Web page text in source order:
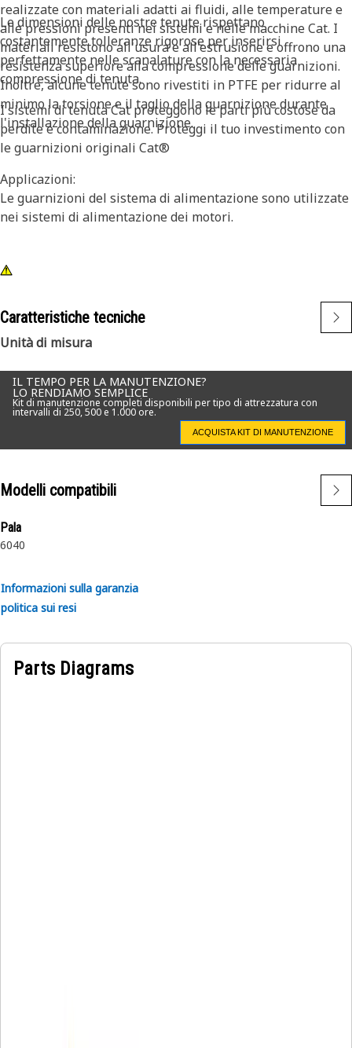
realizzate con materiali adatti ai fluidi, alle temperature e
alle pressioni presenti nei sistemi e nelle macchine Cat. I
materiali resistono all'usura e all'estrusione e offrono una
resistenza superiore alla compressione delle guarnizioni.
Inoltre, alcune tenute sono rivestiti in PTFE per ridurre al
minimo la torsione e il taglio della guarnizione durante
l'installazione della guarnizione.
Le dimensioni delle nostre tenute rispettano
costantemente tolleranze rigorose per inserirsi
perfettamente nelle scanalature con la necessaria
compressione di tenuta.
I sistemi di tenuta Cat proteggono le parti più costose da
perdite e contaminazione. Proteggi il tuo investimento con
le guarnizioni originali Cat®
Applicazioni:
Le guarnizioni del sistema di alimentazione sono utilizzate
nei sistemi di alimentazione dei motori.
Caratteristiche tecniche
Unità di misura
IL TEMPO PER LA MANUTENZIONE?
LO RENDIAMO SEMPLICE
Kit di manutenzione completi disponibili per tipo di attrezzatura con
intervalli di 250, 500 e 1.000 ore.
ACQUISTA KIT DI MANUTENZIONE
Modelli compatibili
Pala
6040
Informazioni sulla garanzia
politica sui resi
Parts Diagrams